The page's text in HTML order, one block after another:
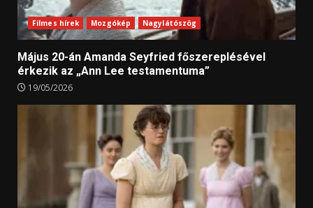
Filmes hírek Mozgókép Nagylátószög
Május 20-án Amanda Seyfried főszereplésével
érkezik az „Ann Lee testamentuma”
19/05/2026